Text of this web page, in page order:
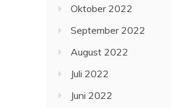
Oktober 2022
September 2022
August 2022
Juli 2022
Juni 2022